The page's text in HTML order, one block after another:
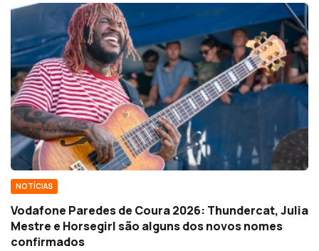
NOTÍCIAS
Vodafone Paredes de Coura 2026: Thundercat, Julia
Mestre e Horsegirl são alguns dos novos nomes
confirmados